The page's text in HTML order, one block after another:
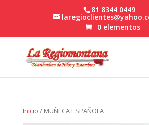
81 8344 0449
0 elementos
Inicio / MUÑECA ESPAÑOLA